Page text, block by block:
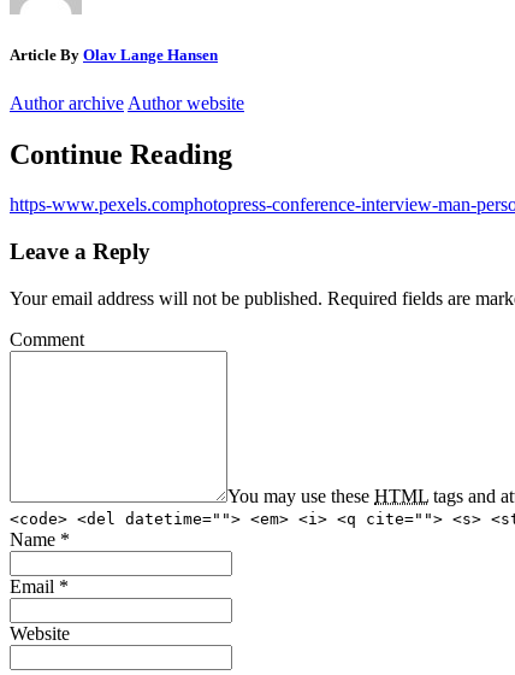
Article By Olav Lange Hansen
Author archive Author website
Continue Reading
https-www.pexels.comphotopress-conference-interview-man-
Leave a Reply
Your email address will not be published. Required fields are
Comment
You may use these HTML tags and
<code> <del datetime=""> <em> <i> <q cite=""> <s>
Name *
Email *
Website